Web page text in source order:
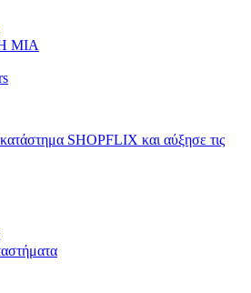
ΜΙΑ
SHOPFLIX και αύξησε τις